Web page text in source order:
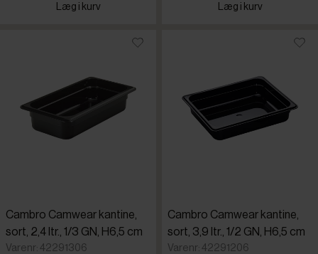
Læg i kurv
Læg i kurv
Cambro Camwear kantine,
sort, 2,4 ltr., 1/3 GN, H6,5 cm
Varenr: 42291306
Cambro Camwear kantine,
sort, 3,9 ltr., 1/2 GN, H6,5 cm
Varenr: 42291206